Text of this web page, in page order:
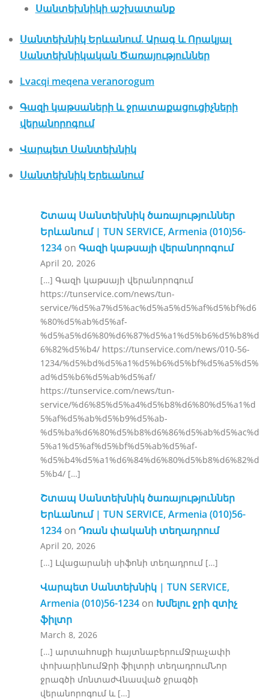
Սանտեխնիկի աշխատանք
Սանտեխնիկ Երևանում. Արագ և Որակյալ
Սանտեխնիկական Ծառայություններ
Lvacqi meqena veranorogum
Գազի կաթսաների և ջրատաքացուցիչների
վերանորոգում
Վարպետ Սանտեխնիկ
Սանտեխնիկ Երեւանում
Շտապ Սանտեխնիկ ծառայություններ
Երևանում | TUN SERVICE, Armenia (010)56-
1234 on Գազի կաթսայի վերանորոգում
April 20, 2026
[…] Գազի կաթսայի վերանորոգում
https://tunservice.com/news/tun-
service/%d5%a7%d5%ac%d5%a5%d5%af%d5%bf%d6
%80%d5%ab%d5%af-
%d5%a5%d6%80%d6%87%d5%a1%d5%b6%d5%b8%d
6%82%d5%b4/ https://tunservice.com/news/010-56-
1234/%d5%bd%d5%a1%d5%b6%d5%bf%d5%a5%d5%
ad%d5%b6%d5%ab%d5%af/
https://tunservice.com/news/tun-
service/%d6%85%d5%a4%d5%b8%d6%80%d5%a1%d
5%af%d5%ab%d5%b9%d5%ab-
%d5%ba%d6%80%d5%b8%d6%86%d5%ab%d5%ac%d
5%a1%d5%af%d5%bf%d5%ab%d5%af-
%d5%b4%d5%a1%d6%84%d6%80%d5%b8%d6%82%d
5%b4/ […]
Շտապ Սանտեխնիկ ծառայություններ
Երևանում | TUN SERVICE, Armenia (010)56-
1234 on Դռան փականի տեղադրում
April 20, 2026
[…] Լվացարանի սիֆոնի տեղադրում […]
Վարպետ Սանտեխնիկ | TUN SERVICE,
Armenia (010)56-1234 on Խմելու ջրի զտիչ
ֆիլտր
March 8, 2026
[…] արտահոսքի հայտնաբերումՋրաչափի
փոխարինումՋրի ֆիլտրի տեղադրումՆոր
ջրագծի մոնտաժՎնասված ջրագծի
վերանորոգում և […]